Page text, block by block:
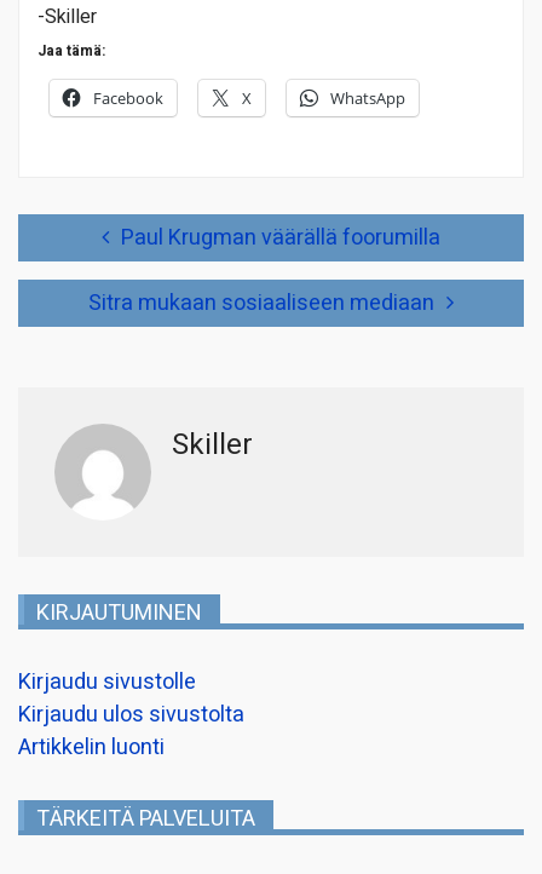
-Skiller
Jaa tämä:
Facebook X WhatsApp
Paul Krugman väärällä foorumilla
Sitra mukaan sosiaaliseen mediaan
Skiller
KIRJAUTUMINEN
Kirjaudu sivustolle
Kirjaudu ulos sivustolta
Artikkelin luonti
TÄRKEITÄ PALVELUITA